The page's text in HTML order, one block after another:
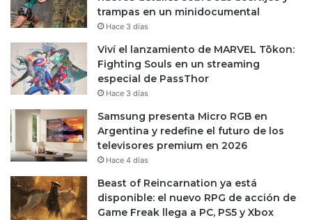
trampas en un minidocumental
Hace 3 días
Viví el lanzamiento de MARVEL Tōkon:
Fighting Souls en un streaming
especial de PassThor
Hace 3 días
Samsung presenta Micro RGB en
Argentina y redefine el futuro de los
televisores premium en 2026
Hace 4 días
Beast of Reincarnation ya está
disponible: el nuevo RPG de acción de
Game Freak llega a PC, PS5 y Xbox